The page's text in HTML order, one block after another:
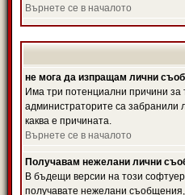
Върнете се в началото
не мога да изпращам лични
Има три потенциални причини за
администраторите са забранили
каква е причината.
Върнете се в началото
Получавам нежелани лични
В бъдещи версии на този
получавате нежелани